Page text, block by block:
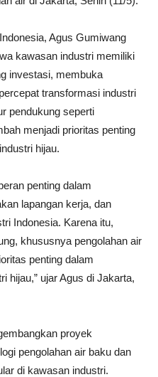
Agus Gumiwang
kawasan industri memiliki
investasi, membuka
transformasi industri
pendukung seperti
menjadi prioritas penting
hijau.
penting dalam
lapangan kerja, dan
Indonesia. Karena itu,
khususnya pengolahan air
penting dalam
hijau,” ujar Agus di Jakarta,
proyek
pengolahan air baku dan
di kawasan industri.